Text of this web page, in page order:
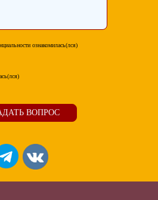
ознакомилась(лся)
ВОПРОС